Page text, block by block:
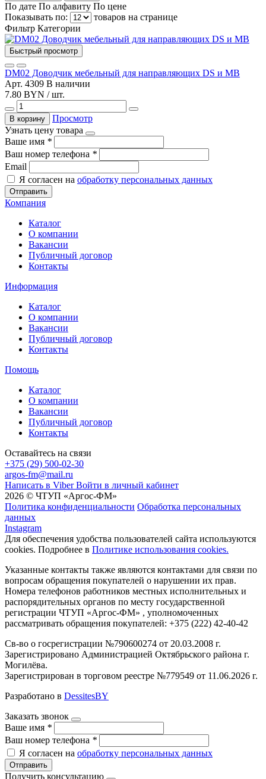
По дате По алфавиту По цене
Показывать по:
товаров на странице
Фильтр Категории
Быстрый просмотр
DM02 Доводчик мебельный для направляющих DS и MB
Арт. 4309 В наличии
7.80 BYN / шт.
В корзину
Просмотр
Узнать цену товара
Ваше имя *
Ваш номер телефона *
Email
Я согласен на обработку персональных данных
Отправить
Компания
Каталог
О компании
Вакансии
Публичный договор
Контакты
Информация
Каталог
О компании
Вакансии
Публичный договор
Контакты
Помощь
Каталог
О компании
Вакансии
Публичный договор
Контакты
Оставайтесь на связи
+375 (29) 500-02-30
argos-fm@mail.ru
Написать в Viber Войти в личный кабинет
2026 © ЧТУП «Аргос-ФМ»
Политика конфиденциальности Обработка персональных
данных
Instagram
Для обеспечения удобства пользователей сайта используются
cookies. Подробнее в Политике использования cookies.
Указанные контакты также являются контактами для связи по
вопросам обращения покупателей о нарушении их прав.
Номера телефонов работников местных исполнительных и
распорядительных органов по месту государственной
регистрации ЧТУП «Аргос-ФМ» , уполномоченных
рассматривать обращения покупателей: +375 (222) 42-40-42
Св-во о госрегистрации №790600274 от 20.03.2008 г.
Зарегистрировано Администрацией Октябрьского района г.
Могилёва.
Зарегистрирован в торговом реестре №779549 от 11.06.2026 г.
Разработано в DessitesBY
Заказать звонок
Ваше имя *
Ваш номер телефона *
Я согласен на обработку персональных данных
Отправить
Получить консультацию